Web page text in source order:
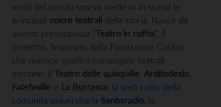
venti del secolo scorso metteva in scena le
principali opere teatrali della storia. Nasce da
questo presupposto “Teatro in cuffia”, il
progetto, finanziato dalla Fondazione Caritro,
che riunisce quattro compagnie teatrali
trentine, il Teatro delle quisquilie Arditodesìo
Fatefaville e La Burrasca la web radio della
comunità universitaria Sanbaradio , la